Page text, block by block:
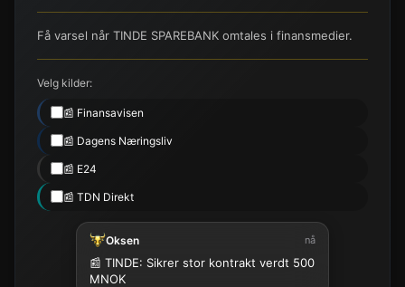
Få varsel når TINDE SPAREBANK omtales i finansmedier.
Velg kilder:
📰 Finansavisen
📰 Dagens Næringsliv
📰 E24
📰 TDN Direkt
Oksen nå
📰 TINDE: Sikrer stor kontrakt verdt 500
MNOK